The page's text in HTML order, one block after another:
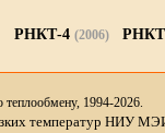
РНКТ-4 (2006)
теплообмену, 1994-2026.
температур НИУ